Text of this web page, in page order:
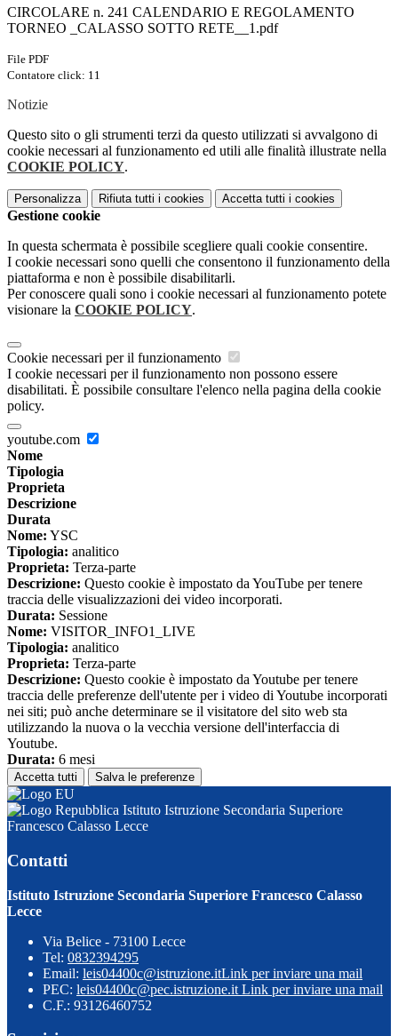
CIRCOLARE n. 241 CALENDARIO E REGOLAMENTO
TORNEO _CALASSO SOTTO RETE__1.pdf
File PDF
Contatore click: 11
Notizie
Questo sito o gli strumenti terzi da questo utilizzati si avvalgono di
cookie necessari al funzionamento ed utili alle finalità illustrate nella
COOKIE POLICY.
Personalizza Rifiuta tutti i cookies Accetta tutti i cookies
Gestione cookie
In questa schermata è possibile scegliere quali cookie consentire.
I cookie necessari sono quelli che consentono il funzionamento della
piattaforma e non è possibile disabilitarli.
Per conoscere quali sono i cookie necessari al funzionamento potete
visionare la COOKIE POLICY.
Cookie necessari per il funzionamento
I cookie necessari per il funzionamento non possono essere
disabilitati. È possibile consultare l'elenco nella pagina della cookie
policy.
youtube.com
Nome
Tipologia
Proprieta
Descrizione
Durata
Nome: YSC
Tipologia: analitico
Proprieta: Terza-parte
Descrizione: Questo cookie è impostato da YouTube per tenere
traccia delle visualizzazioni dei video incorporati.
Durata: Sessione
Nome: VISITOR_INFO1_LIVE
Tipologia: analitico
Proprieta: Terza-parte
Descrizione: Questo cookie è impostato da Youtube per tenere
traccia delle preferenze dell'utente per i video di Youtube incorporati
nei siti; può anche determinare se il visitatore del sito web sta
utilizzando la nuova o la vecchia versione dell'interfaccia di
Youtube.
Durata: 6 mesi
Accetta tutti Salva le preferenze
Istituto Istruzione Secondaria Superiore
Francesco Calasso Lecce
Contatti
Istituto Istruzione Secondaria Superiore Francesco Calasso
Lecce
Via Belice - 73100 Lecce
Tel: 0832394295
Email: leis04400c@istruzione.itLink per inviare una mail
PEC: leis04400c@pec.istruzione.it Link per inviare una mail
C.F.: 93126460752